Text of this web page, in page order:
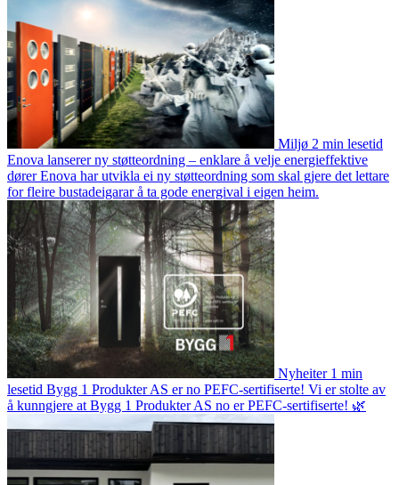
Miljø 2 min lesetid
Enova lanserer ny støtteordning – enklare å velje energieffektive
dørerEnova har utvikla ei ny støtteordning som skal gjere det lettare
for fleire bustadeigarar å ta gode energival i eigen heim.
Nyheiter 1 min
lesetid Bygg 1 Produkter AS er no PEFC-sertifiserte! Vi er stolte av
å kunngjere at Bygg 1 Produkter AS no er PEFC-sertifiserte! 🌿